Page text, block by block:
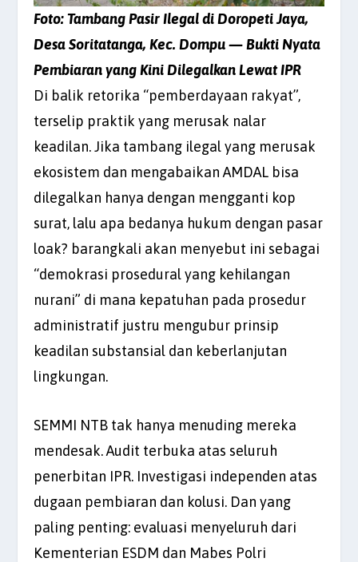
Foto: Tambang Pasir Ilegal di Doropeti Jaya,
Desa Soritatanga, Kec. Dompu — Bukti Nyata
Pembiaran yang Kini Dilegalkan Lewat IPR
Di balik retorika “pemberdayaan rakyat”,
terselip praktik yang merusak nalar
keadilan. Jika tambang ilegal yang merusak
ekosistem dan mengabaikan AMDAL bisa
dilegalkan hanya dengan mengganti kop
surat, lalu apa bedanya hukum dengan pasar
loak? barangkali akan menyebut ini sebagai
“demokrasi prosedural yang kehilangan
nurani” di mana kepatuhan pada prosedur
administratif justru mengubur prinsip
keadilan substansial dan keberlanjutan
lingkungan.
SEMMI NTB tak hanya menuding mereka
mendesak. Audit terbuka atas seluruh
penerbitan IPR. Investigasi independen atas
dugaan pembiaran dan kolusi. Dan yang
paling penting: evaluasi menyeluruh dari
Kementerian ESDM dan Mabes Polri